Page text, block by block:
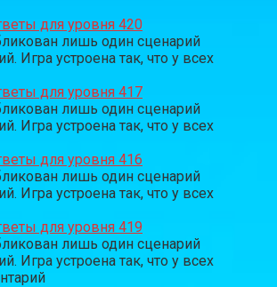
для уровня 420
лишь один сценарий
Игра устроена так, что у всех
для уровня 417
лишь один сценарий
Игра устроена так, что у всех
для уровня 416
лишь один сценарий
Игра устроена так, что у всех
для уровня 419
лишь один сценарий
Игра устроена так, что у всех